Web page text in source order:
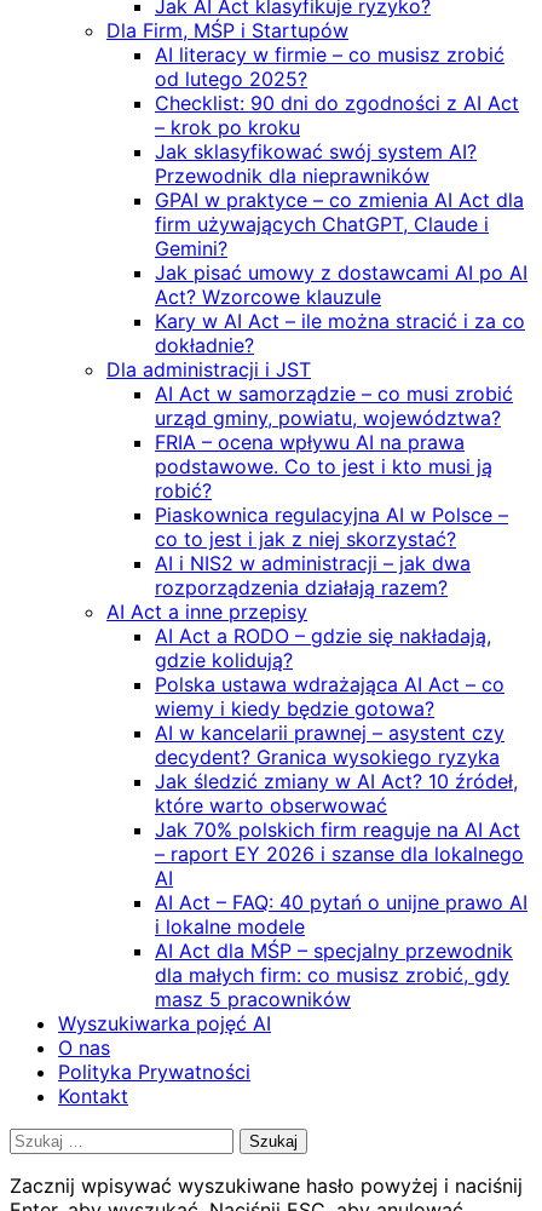
Jak AI Act klasyfikuje ryzyko?
Dla Firm, MŚP i Startupów
AI literacy w firmie – co musisz zrobić
od lutego 2025?
Checklist: 90 dni do zgodności z AI Act
– krok po kroku
Jak sklasyfikować swój system AI?
Przewodnik dla nieprawników
GPAI w praktyce – co zmienia AI Act dla
firm używających ChatGPT, Claude i
Gemini?
Jak pisać umowy z dostawcami AI po AI
Act? Wzorcowe klauzule
Kary w AI Act – ile można stracić i za co
dokładnie?
Dla administracji i JST
AI Act w samorządzie – co musi zrobić
urząd gminy, powiatu, województwa?
FRIA – ocena wpływu AI na prawa
podstawowe. Co to jest i kto musi ją
robić?
Piaskownica regulacyjna AI w Polsce –
co to jest i jak z niej skorzystać?
AI i NIS2 w administracji – jak dwa
rozporządzenia działają razem?
AI Act a inne przepisy
AI Act a RODO – gdzie się nakładają,
gdzie kolidują?
Polska ustawa wdrażająca AI Act – co
wiemy i kiedy będzie gotowa?
AI w kancelarii prawnej – asystent czy
decydent? Granica wysokiego ryzyka
Jak śledzić zmiany w AI Act? 10 źródeł,
które warto obserwować
Jak 70% polskich firm reaguje na AI Act
– raport EY 2026 i szanse dla lokalnego
AI
AI Act – FAQ: 40 pytań o unijne prawo AI
i lokalne modele
AI Act dla MŚP – specjalny przewodnik
dla małych firm: co musisz zrobić, gdy
masz 5 pracowników
Wyszukiwarka pojęć AI
O nas
Polityka Prywatności
Kontakt
Szukaj:
Zacznij wpisywać wyszukiwane hasło powyżej i naciśnij